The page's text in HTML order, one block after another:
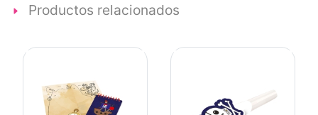
Productos relacionados